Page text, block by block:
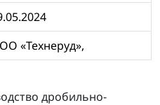
«Технеруд»,
дробильно-